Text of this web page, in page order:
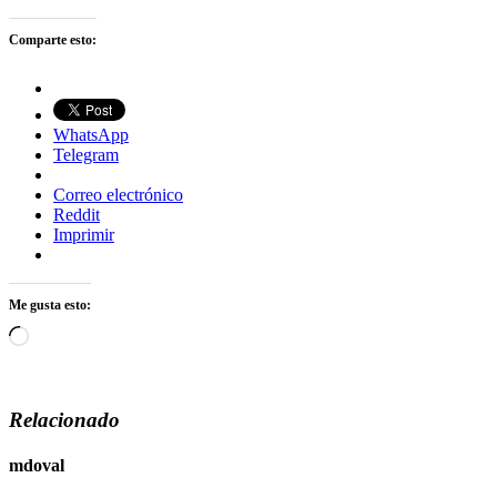
Comparte esto:
WhatsApp
Telegram
Correo electrónico
Reddit
Imprimir
Me gusta esto:
Cargando...
Relacionado
mdoval